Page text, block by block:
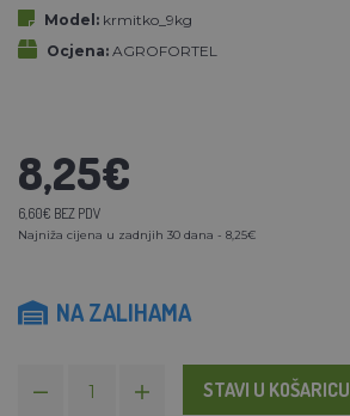
Model: krmitko_9kg
Ocjena: AGROFORTEL
8,25€
6,60€ BEZ PDV
Najniža cijena u zadnjih 30 dana - 8,25€
NA ZALIHAMA
STAVI U KOŠARICU